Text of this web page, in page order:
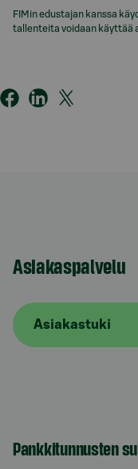
FIMin edustajan kanssa
tallenteita voidaan käyttää
Asiakaspalvelu
Asiakastuki
Pankkitunnusten